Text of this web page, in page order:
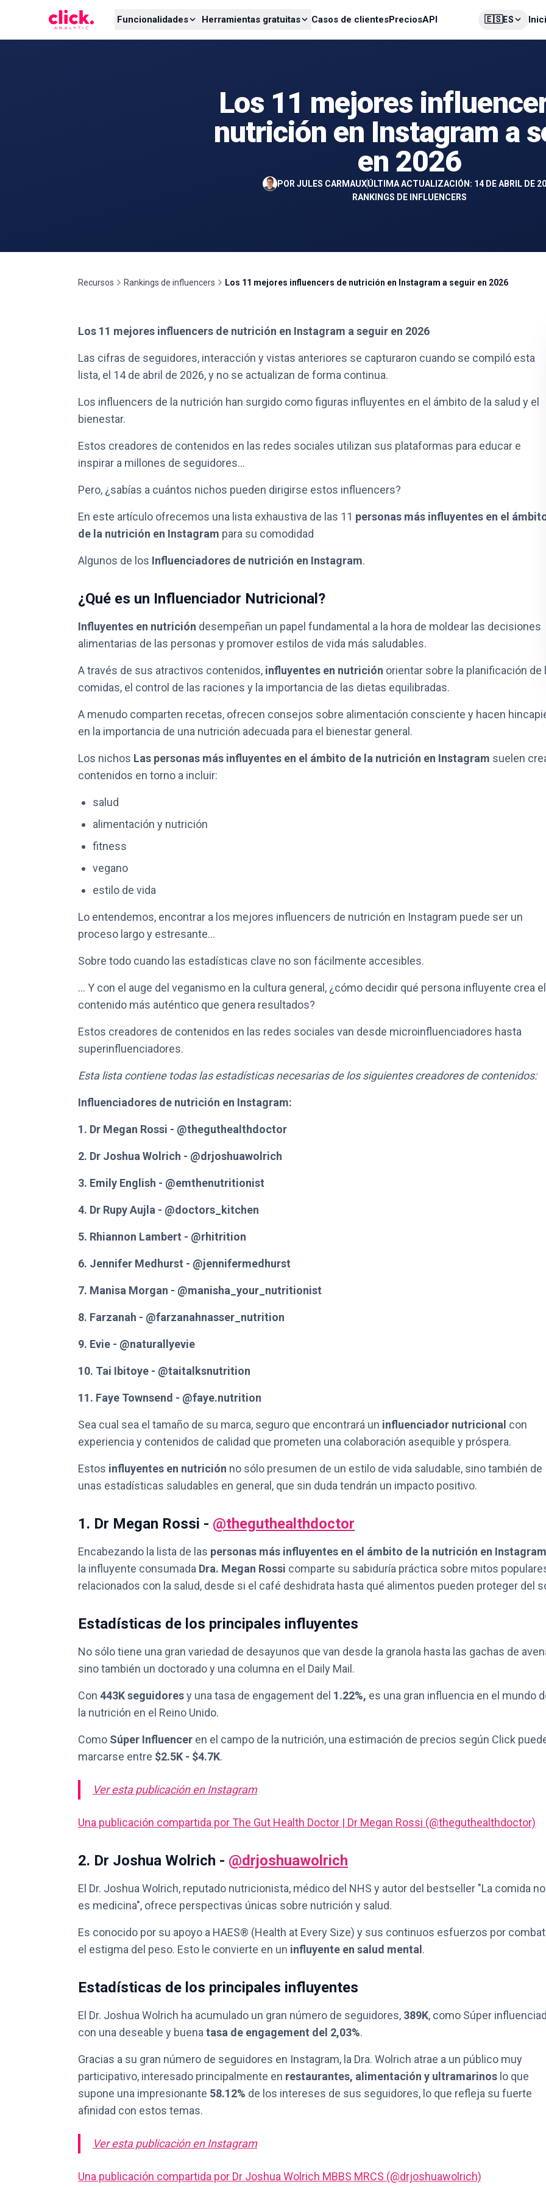
Funcionalidades Herramientas gratuitas Casos de clientesPreciosAPI 🇪🇸ES
Los 11 mejores
nutrición en Instagram a
en 2026
POR JULES CARMAUXÚLTIMA ACTUALIZACIÓN: 14 DE ABRIL DE
RANKINGS DE INFLUENCERS
Recursos Rankings de influencers Los 11 mejores influencers de nutrición en Instagram a seguir en 2026
Los 11 mejores influencers de nutrición en Instagram a seguir en 2026
Las cifras de seguidores, interacción y vistas anteriores se capturaron cuando se compiló esta
lista, el 14 de abril de 2026, y no se actualizan de forma continua.
Los influencers de la nutrición han surgido como figuras influyentes en el ámbito de la salud y el
bienestar.
Estos creadores de contenidos en las redes sociales utilizan sus plataformas para educar e
inspirar a millones de seguidores...
Pero, ¿sabías a cuántos nichos pueden dirigirse estos influencers?
En este artículo ofrecemos una lista exhaustiva de las 11 personas más influyentes en el
de la nutrición en Instagram para su comodidad
Algunos de los Influenciadores de nutrición en Instagram.
¿Qué es un Influenciador Nutricional?
Influyentes en nutrición desempeñan un papel fundamental a la hora de moldear las decisiones
alimentarias de las personas y promover estilos de vida más saludables.
A través de sus atractivos contenidos, influyentes en nutrición orientar sobre la planificación de
comidas, el control de las raciones y la importancia de las dietas equilibradas.
A menudo comparten recetas, ofrecen consejos sobre alimentación consciente y hacen
en la importancia de una nutrición adecuada para el bienestar general.
Los nichos Las personas más influyentes en el ámbito de la nutrición en Instagram suelen
contenidos en torno a incluir:
salud
alimentación y nutrición
fitness
vegano
estilo de vida
Lo entendemos, encontrar a los mejores influencers de nutrición en Instagram puede ser un
proceso largo y estresante...
Sobre todo cuando las estadísticas clave no son fácilmente accesibles.
... Y con el auge del veganismo en la cultura general, ¿cómo decidir qué persona influyente crea el
contenido más auténtico que genera resultados?
Estos creadores de contenidos en las redes sociales van desde microinfluenciadores hasta
superinfluenciadores.
Esta lista contiene todas las estadísticas necesarias de los siguientes creadores de contenidos:
Influenciadores de nutrición en Instagram:
1. Dr Megan Rossi - @theguthealthdoctor
2. Dr Joshua Wolrich - @drjoshuawolrich
3. Emily English - @emthenutritionist
4. Dr Rupy Aujla - @doctors_kitchen
5. Rhiannon Lambert - @rhitrition
6. Jennifer Medhurst - @jennifermedhurst
7. Manisa Morgan - @manisha_your_nutritionist
8. Farzanah - @farzanahnasser_nutrition
9. Evie - @naturallyevie
10. Tai Ibitoye - @taitalksnutrition
11. Faye Townsend - @faye.nutrition
Sea cual sea el tamaño de su marca, seguro que encontrará un influenciador nutricional con
experiencia y contenidos de calidad que prometen una colaboración asequible y próspera.
Estos influyentes en nutrición no sólo presumen de un estilo de vida saludable, sino también de
unas estadísticas saludables en general, que sin duda tendrán un impacto positivo.
1. Dr Megan Rossi - @theguthealthdoctor
Encabezando la lista de las personas más influyentes en el ámbito de la nutrición en
la influyente consumada Dra. Megan Rossi comparte su sabiduría práctica sobre mitos
relacionados con la salud, desde si el café deshidrata hasta qué alimentos pueden proteger del
Estadísticas de los principales influyentes
No sólo tiene una gran variedad de desayunos que van desde la granola hasta las gachas de
sino también un doctorado y una columna en el Daily Mail.
Con 443K seguidoresy una tasa de engagement del 1.22%, es una gran influencia en el mundo
la nutrición en el Reino Unido.
Como Súper Influencer en el campo de la nutrición, una estimación de precios según Click
marcarse entre $2.5K - $4.7K.
Ver esta publicación en Instagram
Una publicación compartida por The Gut Health Doctor | Dr Megan Rossi (@theguthealthdoctor)
2. Dr Joshua Wolrich - @drjoshuawolrich
El Dr. Joshua Wolrich, reputado nutricionista, médico del NHS y autor del bestseller "La comida no
es medicina", ofrece perspectivas únicas sobre nutrición y salud.
Es conocido por su apoyo a HAES®️ (Health at Every Size) y sus continuos esfuerzos por
el estigma del peso. Esto le convierte en un influyente en salud mental .
Estadísticas de los principales influyentes
El Dr. Joshua Wolrich ha acumulado un gran número de seguidores, 389K, como Súper
con una deseable y buena tasa de engagement del 2,03%.
Gracias a su gran número de seguidores en Instagram, la Dra. Wolrich atrae a un público muy
participativo, interesado principalmente en restaurantes, alimentación y ultramarinos lo que
supone una impresionante 58.12% de los intereses de sus seguidores, lo que refleja su fuerte
afinidad con estos temas.
Ver esta publicación en Instagram
Una publicación compartida por Dr Joshua Wolrich MBBS MRCS (@drjoshuawolrich)